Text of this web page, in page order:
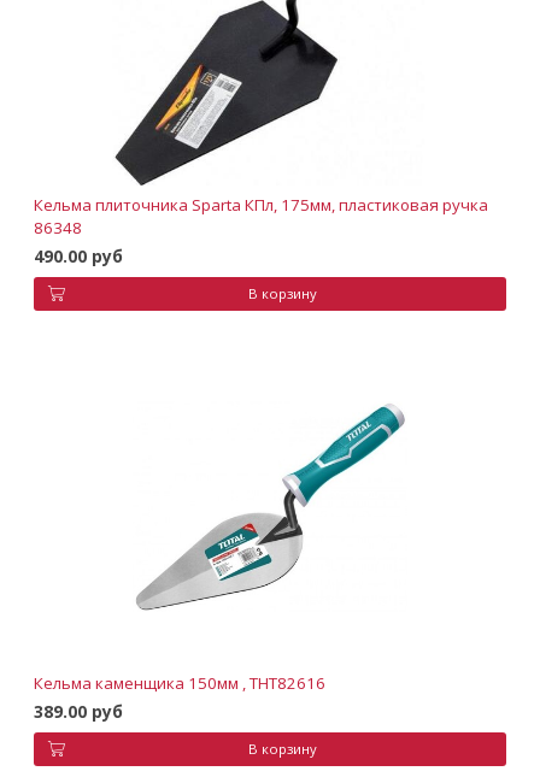
Кельма плиточника Sparta КПл, 175мм, пластиковая ручка
86348
490.00 руб
В корзину
Кельма каменщика 150мм , THT82616
389.00 руб
В корзину